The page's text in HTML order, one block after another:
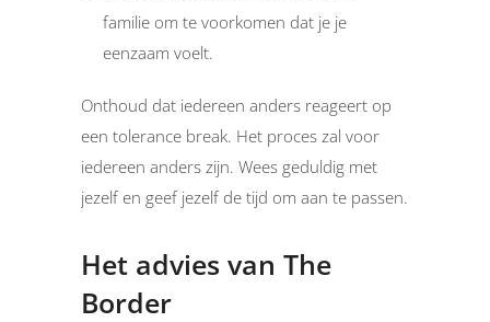
familie om te voorkomen dat je je
eenzaam voelt.
Onthoud dat iedereen anders reageert op
een tolerance break. Het proces zal voor
iedereen anders zijn. Wees geduldig met
jezelf en geef jezelf de tijd om aan te passen.
Het advies van The
Border